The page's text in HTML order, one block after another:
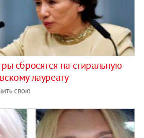
сбросятся на стиральную
лауреату
свою